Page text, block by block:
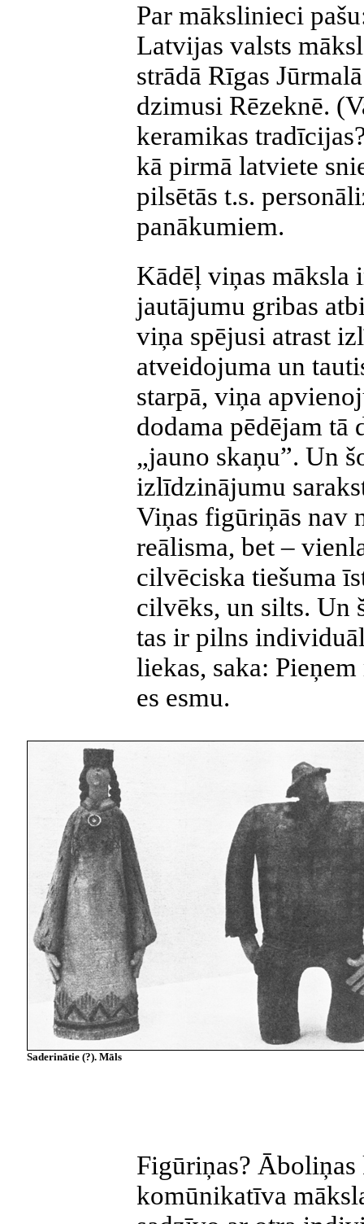
Par mākslinieci
Latvijas valsts
strādā Rīgas
dzimusi Rēzeknē.
keramikas
kā pirmā latviete
pilsētās t.s.
panākumiem.
Kādēļ viņas māksla
jautājumu gribas
viņa spējusi atrast
atveidojuma un
starpā, viņa
dodama pēdējam tā
„jauno skaņu”. Un
izlīdzinājumu
Viņas figūriņās nav
reālisma, bet –
cilvēciska tiešuma
cilvēks, un silts. Un
tas ir pilns
liekas, saka:
es esmu.
Saderinātie (?). Māls
Figūriņas?
komūnikatīva